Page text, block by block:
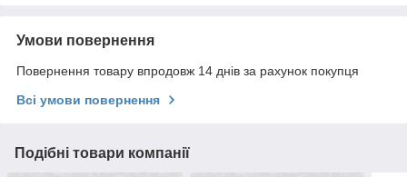
Умови повернення
Повернення товару впродовж 14 днів за рахунок покупця
Всі умови повернення
Подібні товари компанії